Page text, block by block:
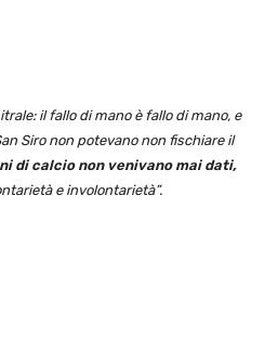
il fallo di mano è fallo di mano, e
Siro non potevano non fischiare il
di calcio non venivano mai dati,
e involontarietà”.